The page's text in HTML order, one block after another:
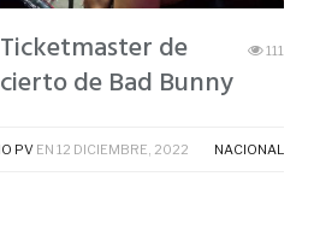
de
de Bad Bunny
111
PV EN 12 DICIEMBRE, 2022 NACIONAL